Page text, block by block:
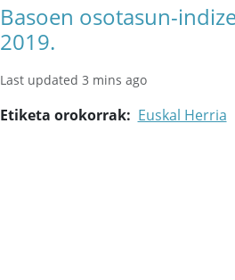
Basoen osotasun-
2019.
Last updated 3 mins ago
Etiketa orokorrak Euskal Herria